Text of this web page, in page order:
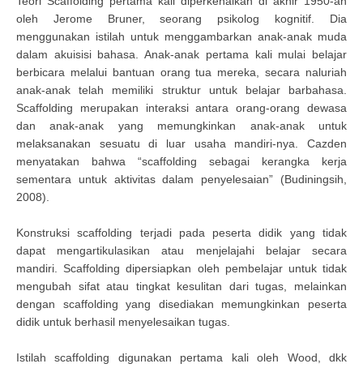
oleh Jerome Bruner, seorang psikolog kognitif. Dia
menggunakan istilah untuk menggambarkan anak-anak muda
dalam akuisisi bahasa. Anak-anak pertama kali mulai belajar
berbicara melalui bantuan orang tua mereka, secara naluriah
anak-anak telah memiliki struktur untuk belajar barbahasa.
Scaffolding merupakan interaksi antara orang-orang dewasa
dan anak-anak yang memungkinkan anak-anak untuk
melaksanakan sesuatu di luar usaha mandiri-nya. Cazden
menyatakan bahwa “scaffolding sebagai kerangka kerja
sementara untuk aktivitas dalam penyelesaian” (Budiningsih,
2008).
Konstruksi scaffolding terjadi pada peserta didik yang tidak
dapat mengartikulasikan atau menjelajahi belajar secara
mandiri. Scaffolding dipersiapkan oleh pembelajar untuk tidak
mengubah sifat atau tingkat kesulitan dari tugas, melainkan
dengan scaffolding yang disediakan memungkinkan peserta
didik untuk berhasil menyelesaikan tugas.
Istilah scaffolding digunakan pertama kali oleh Wood, dkk